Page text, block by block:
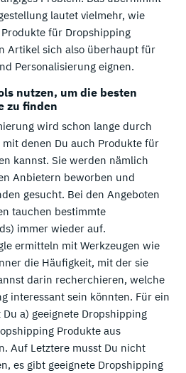
lautet vielmehr, wie
für Dropshipping
Artikel sich also überhaupt für
Personalisierung eignen.
nutzen, um die besten
zu finden
wird schon lange durch
denen Du auch Produkte für
kannst. Sie werden nämlich
Anbietern beworben und
gesucht. Bei den Angeboten
tauchen bestimmte
immer wieder auf.
ermitteln mit Werkzeugen wie
die Häufigkeit, mit der sie
darin recherchieren, welche
interessant sein könnten. Für ein
a) geeignete Dropshipping
Produkte aus
Auf Letztere musst Du nicht
es gibt geeignete Dropshipping